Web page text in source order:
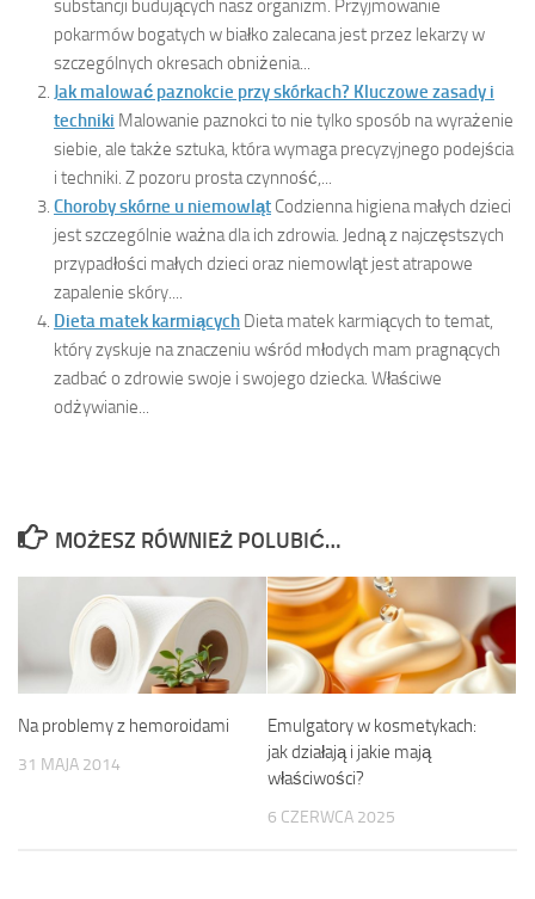
substancji budujących nasz organizm. Przyjmowanie
pokarmów bogatych w białko zalecana jest przez lekarzy w
szczególnych okresach obniżenia...
Jak malować paznokcie przy skórkach? Kluczowe zasady i
techniki Malowanie paznokci to nie tylko sposób na wyrażenie
siebie, ale także sztuka, która wymaga precyzyjnego podejścia
i techniki. Z pozoru prosta czynność,...
Choroby skórne u niemowląt Codzienna higiena małych dzieci
jest szczególnie ważna dla ich zdrowia. Jedną z najczęstszych
przypadłości małych dzieci oraz niemowląt jest atrapowe
zapalenie skóry....
Dieta matek karmiących Dieta matek karmiących to temat,
który zyskuje na znaczeniu wśród młodych mam pragnących
zadbać o zdrowie swoje i swojego dziecka. Właściwe
odżywianie...
MOŻESZ RÓWNIEŻ POLUBIĆ…
Na problemy z hemoroidami
31 MAJA 2014
Emulgatory w kosmetykach:
jak działają i jakie mają
właściwości?
6 CZERWCA 2025